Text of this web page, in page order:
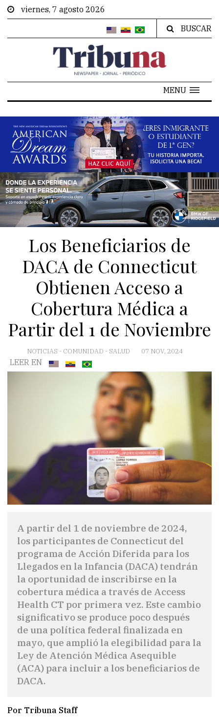
viernes, 7 agosto 2026
BUSCAR
MENU
Los Beneficiarios de
DACA de Connecticut
Obtienen Acceso a
Cobertura Médica a
Partir del 1 de Noviembre
NOTICIAS - COMUNIDAD - SALUD 07 NOV, 2024
LEER EN
A partir del 1 de noviembre de 2024,
los participantes de Connecticut del
programa de Acción Diferida para los
Llegados en la Infancia (DACA) tendrán
la oportunidad de inscribirse en la
cobertura médica a través de Access
Health CT por primera vez. Este cambio
significativo se produce poco después
de una política federal finalizada en
mayo, que amplió la elegibilidad para la
Ley de Atención Médica Asequible
(ACA) para incluir a los beneficiarios de
DACA.
Por Tribuna Staff